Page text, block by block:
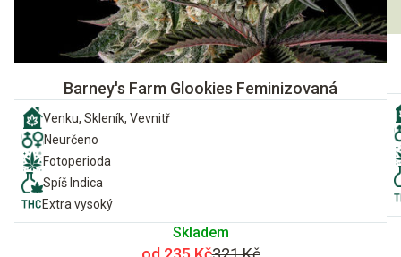
Barney's Farm Glookies Feminizovaná
Venku, Skleník, Vevnitř
Neurčeno
Fotoperioda
Spíš Indica
Extra vysoký
Skladem